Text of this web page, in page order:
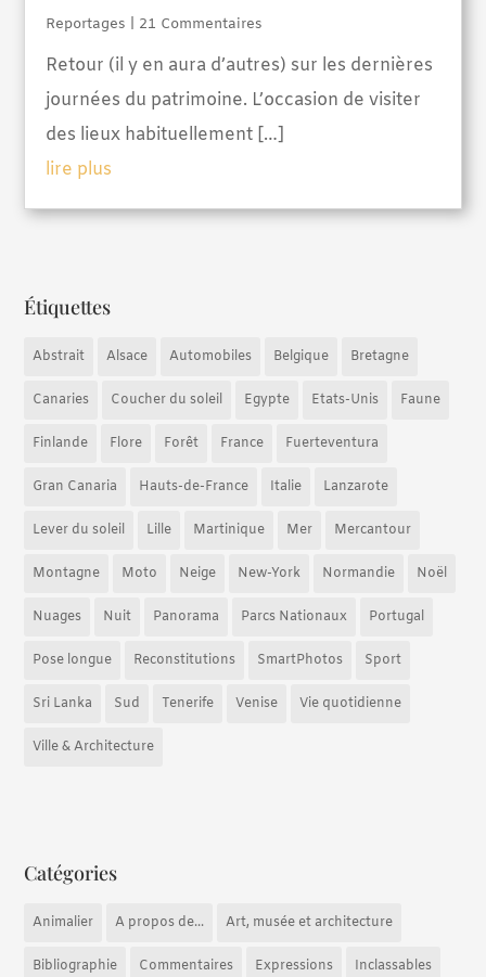
Reportages | 21 Commentaires
Retour (il y en aura d’autres) sur les dernières
journées du patrimoine. L’occasion de visiter
des lieux habituellement […]
lire plus
Étiquettes
Abstrait Alsace Automobiles Belgique Bretagne
Canaries Coucher du soleil Egypte Etats-Unis Faune
Finlande Flore Forêt France Fuerteventura
Gran Canaria Hauts-de-France Italie Lanzarote
Lever du soleil Lille Martinique Mer Mercantour
Montagne Moto Neige New-York Normandie Noël
Nuages Nuit Panorama Parcs Nationaux Portugal
Pose longue Reconstitutions SmartPhotos Sport
Sri Lanka Sud Tenerife Venise Vie quotidienne
Ville & Architecture
Catégories
Animalier A propos de... Art, musée et architecture
Bibliographie Commentaires Expressions Inclassables